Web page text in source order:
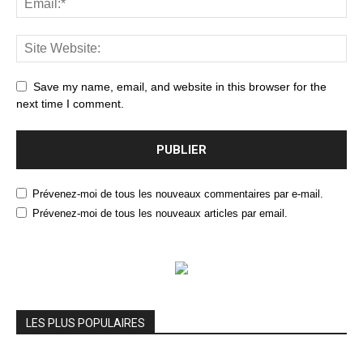
Save my name, email, and website in this browser for the
next time I comment.
Prévenez-moi de tous les nouveaux commentaires par e-mail.
Prévenez-moi de tous les nouveaux articles par email.
LES PLUS POPULAIRES